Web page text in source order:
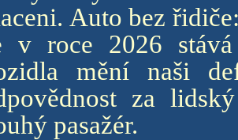
Auto bez
v roce 2026
mění naši
za
pasažér.